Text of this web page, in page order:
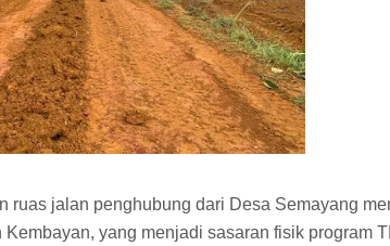
ruas jalan penghubung dari Desa Semayang
yang menjadi sasaran fisik program